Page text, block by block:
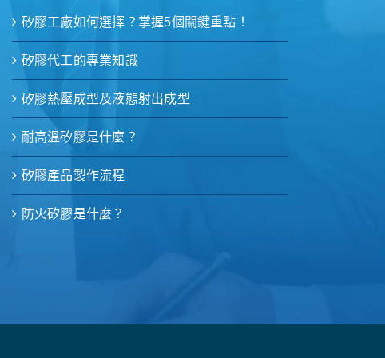
矽膠工廠如何選擇？掌握5個關鍵重點！
矽膠代工的專業知識
矽膠熱壓成型及液態射出成型
耐高溫矽膠是什麼？
矽膠產品製作流程
防火矽膠是什麼？